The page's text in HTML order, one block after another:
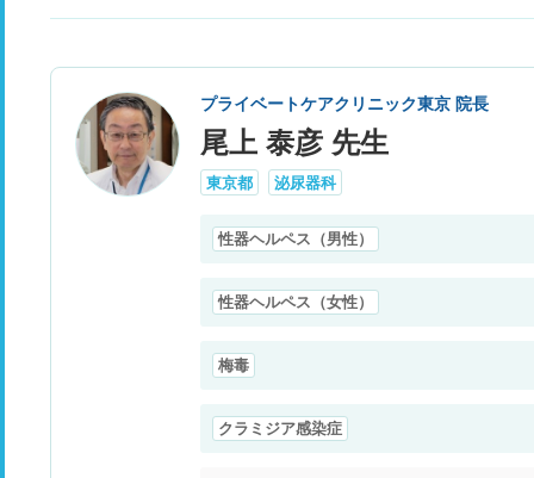
プライベートケアクリニック東京 院長
尾上 泰彦 先生
東京都 泌尿器科
性器ヘルペス（男性）
性器ヘルペス（女性）
梅毒
クラミジア感染症